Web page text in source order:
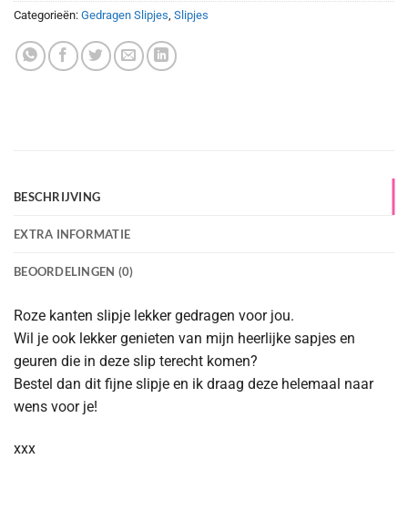
Categorieën: Gedragen Slipjes Slipjes
BESCHRIJVING
EXTRA INFORMATIE
BEOORDELINGEN (0)
Roze kanten slipje lekker gedragen voor jou.
Wil je ook lekker genieten van mijn heerlijke sapjes en
geuren die in deze slip terecht komen?
Bestel dan dit fijne slipje en ik draag deze helemaal naar
wens voor je!
xxx